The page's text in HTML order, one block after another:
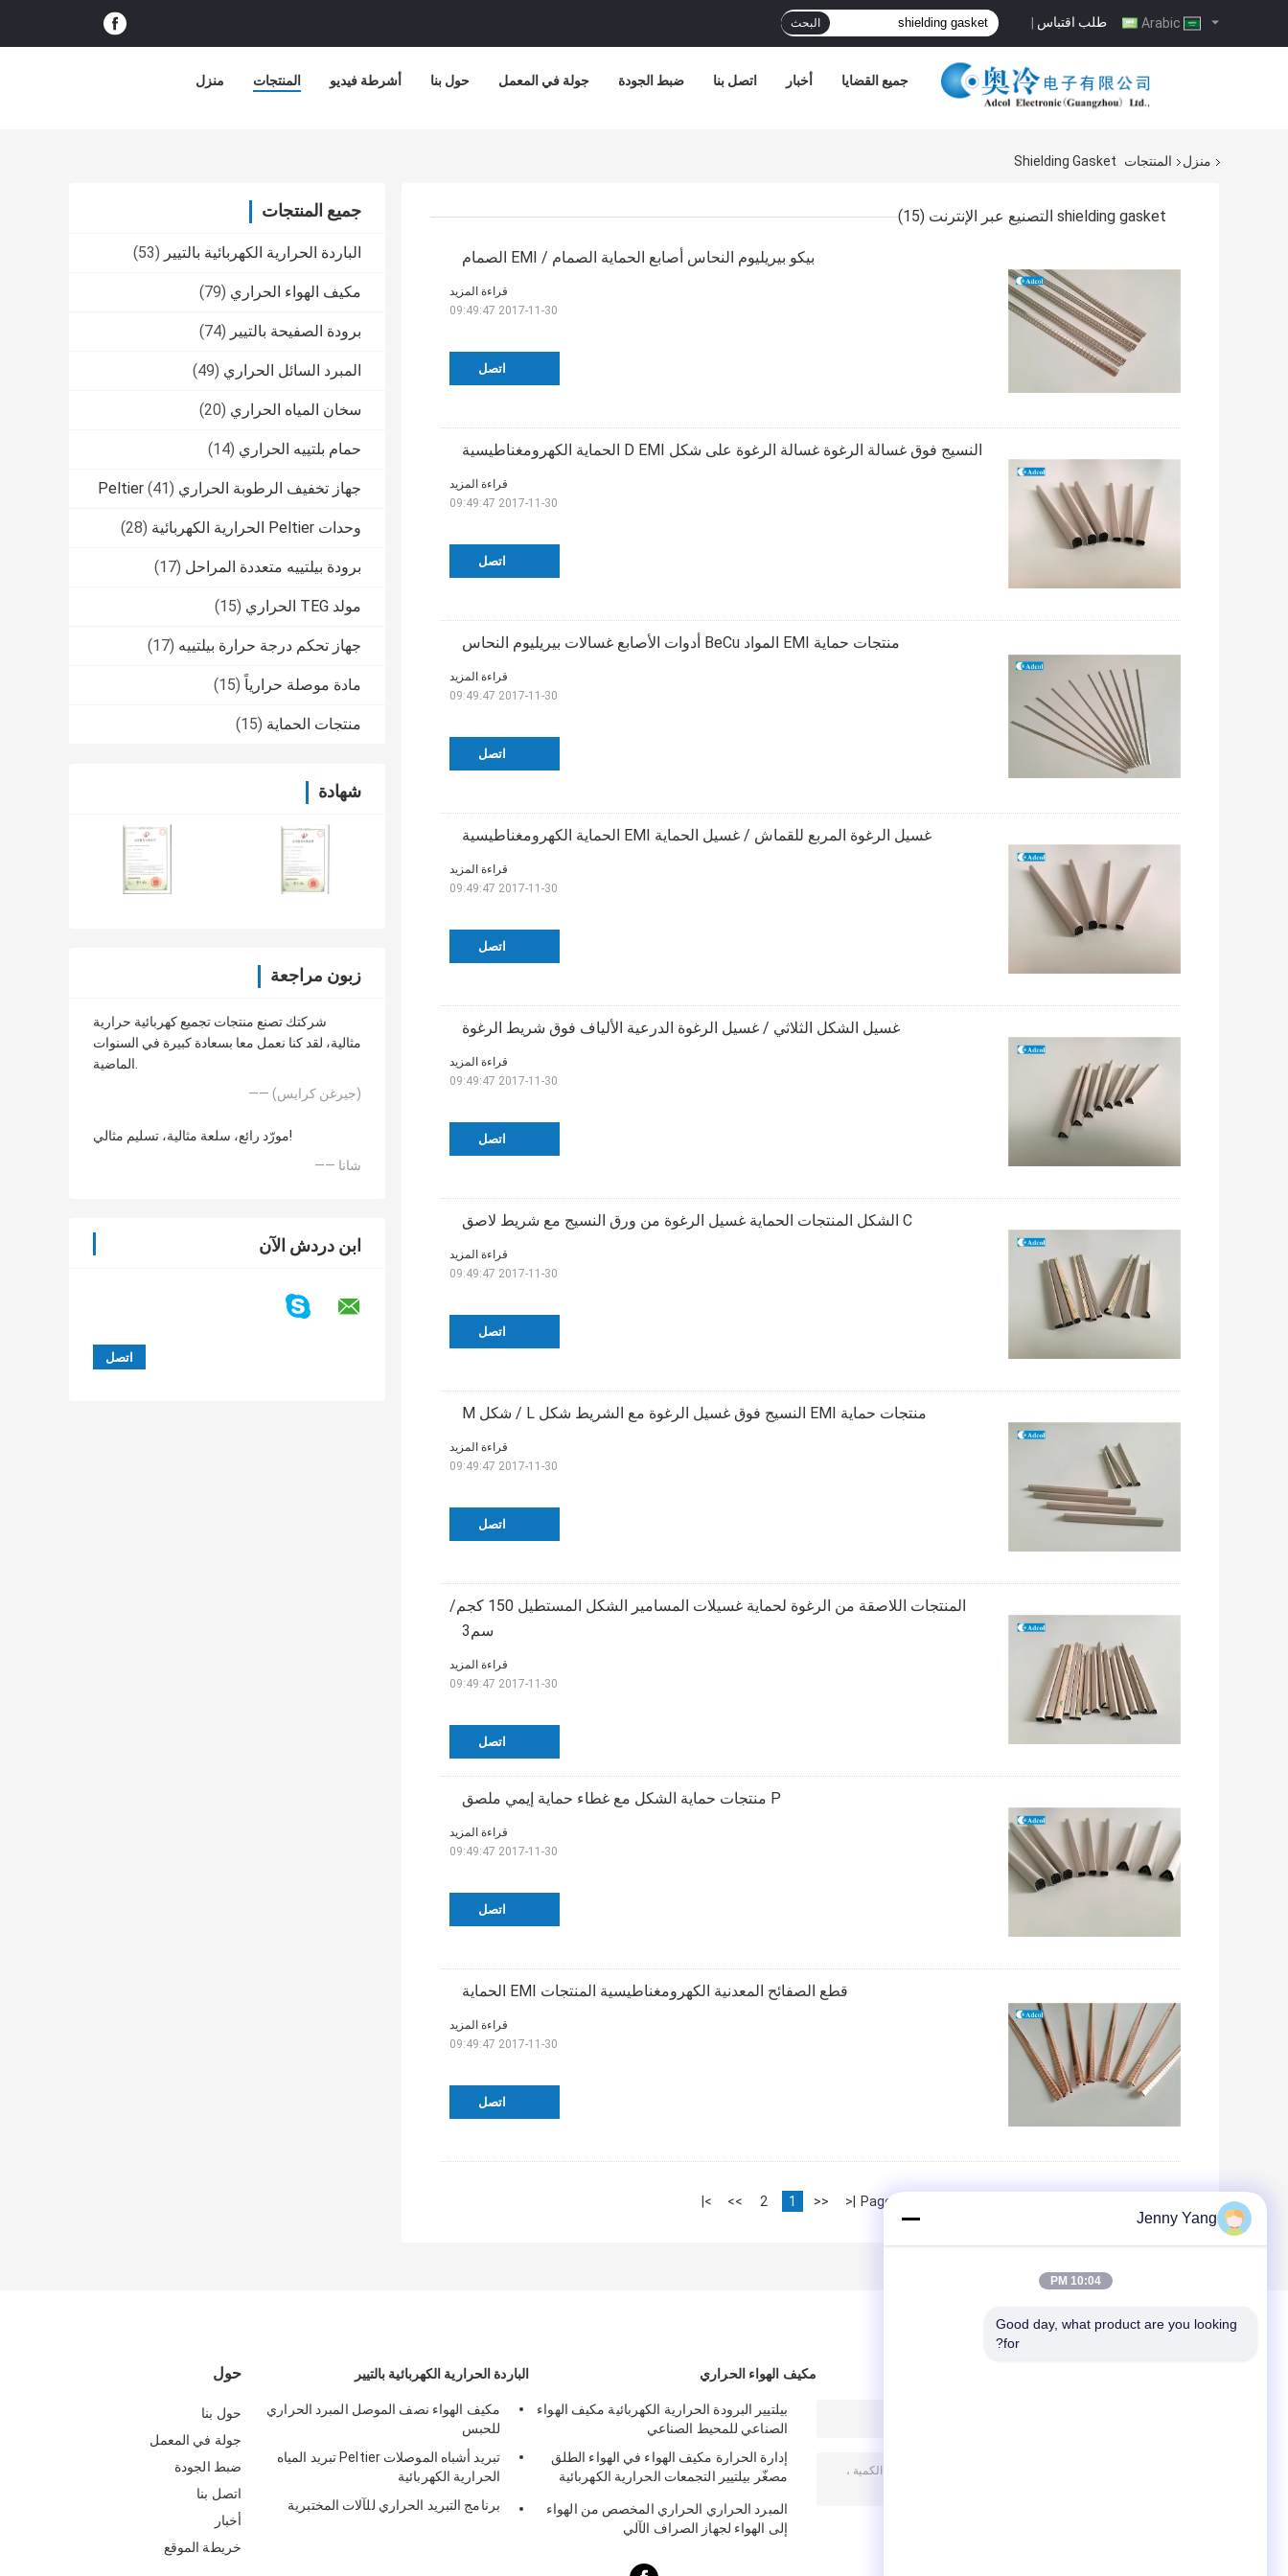
طلب اقتباس | البحث
منزل المنتجات أشرطة فيديو حول بنا جولة في المعمل ضبط الجودة اتصل بنا أخبار جميع القضايا
منزل المنتجات Shielding Gasket
جميع المنتجات
الباردة الحرارية الكهربائية بالتيير (53)
مكيف الهواء الحراري (79)
برودة الصفيحة بالتيير (74)
المبرد السائل الحراري (49)
سخان المياه الحراري (20)
حمام بلتييه الحراري (14)
جهاز تخفيف الرطوبة الحراري Peltier (41)
وحدات Peltier الحرارية الكهربائية (28)
برودة بيلتييه متعددة المراحل (17)
مولد TEG الحراري (15)
جهاز تحكم درجة حرارة بيلتييه (17)
مادة موصلة حرارياً (15)
منتجات الحماية (15)
شهادة
زبون مراجعة
شركتك تصنع منتجات تجميع كهربائية حرارية
مثالية، لقد كنا نعمل معا بسعادة كبيرة في السنوات
الماضية.
—— (جيرغن كرايس)
مورّد رائع، سلعة مثالية، تسليم مثالي!
—— شانا
ابن دردش الآن
shielding gasket التصنيع عبر الإنترنت (15)
بيكو بيريليوم النحاس أصابع الحماية الصمام / EMI الصمام
اتصل
قراءة المزيد
2017-11-30 09:49:47
النسيج فوق غسالة الرغوة غسالة الرغوة على شكل D EMI الحماية الكهرومغناطيسية
اتصل
قراءة المزيد
2017-11-30 09:49:47
منتجات حماية EMI المواد BeCu أدوات الأصابع غسالات بيريليوم النحاس
اتصل
قراءة المزيد
2017-11-30 09:49:47
غسيل الرغوة المربع للقماش / غسيل الحماية EMI الحماية الكهرومغناطيسية
اتصل
قراءة المزيد
2017-11-30 09:49:47
غسيل الشكل الثلاثي / غسيل الرغوة الدرعية الألياف فوق شريط الرغوة
اتصل
قراءة المزيد
2017-11-30 09:49:47
C الشكل المنتجات الحماية غسيل الرغوة من ورق النسيج مع شريط لاصق
اتصل
قراءة المزيد
2017-11-30 09:49:47
منتجات حماية EMI النسيج فوق غسيل الرغوة مع الشريط شكل L / شكل M
اتصل
قراءة المزيد
2017-11-30 09:49:47
المنتجات اللاصقة من الرغوة لحماية غسيلات المسامير الشكل المستطيل 150 كجم/
سم3
اتصل
قراءة المزيد
2017-11-30 09:49:47
P منتجات حماية الشكل مع غطاء حماية إيمي ملصق
اتصل
قراءة المزيد
2017-11-30 09:49:47
قطع الصفائح المعدنية الكهرومغناطيسية المنتجات EMI الحماية
اتصل
قراءة المزيد
2017-11-30 09:49:47
Page 1 of 2
|<
<<
1
2
>>
>|
حول
حول بنا
جولة في المعمل
ضبط الجودة
اتصل بنا
أخبار
خريطة الموقع
الباردة الحرارية الكهربائية بالتيير
مكيف الهواء نصف الموصل المبرد الحراري
للحبس
تبريد أشباه الموصلات Peltier تبريد المياه
الحرارية الكهربائية
برنامج التبريد الحراري للآلات المختبرية
مكيف الهواء الحراري
بيلتيير البرودة الحرارية الكهربائية مكيف الهواء
الصناعي للمحيط الصناعي
إدارة الحرارة مكيف الهواء في الهواء الطلق
مصغّر بيلتيير التجمعات الحرارية الكهربائية
المبرد الحراري الحراري المخصص من الهواء
إلى الهواء لجهاز الصراف الآلي
Jenny Yang
10:04 PM
Good day, what product are you looking
for?